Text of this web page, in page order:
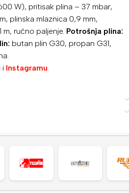
W), pritisak plina – 37 mbar,
plinska mlaznica 0,9 mm,
m, ručno paljenje. Potrošnja plina:
butan plin G30, propan G31,
i Instagramu.